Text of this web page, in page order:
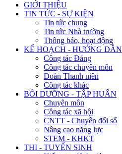
GIỚI THIỆU
TIN TỨC - SỰ KIỆN
Tin tức chung
Tin tức Nhà trường
Thông báo, hoạt động
KẾ HOẠCH - HƯỚNG DẪN
Công tác Đảng
Công tác chuyên môn
Đoàn Thanh niên
Công tác khác
BỒI DƯỠNG - TẬP HUẤN
Chuyên môn
Công tác xã hội
CNTT - Chuyển đổi số
Nâng cao năng lực
STEM - KHKT
THI - TUYỂN SINH